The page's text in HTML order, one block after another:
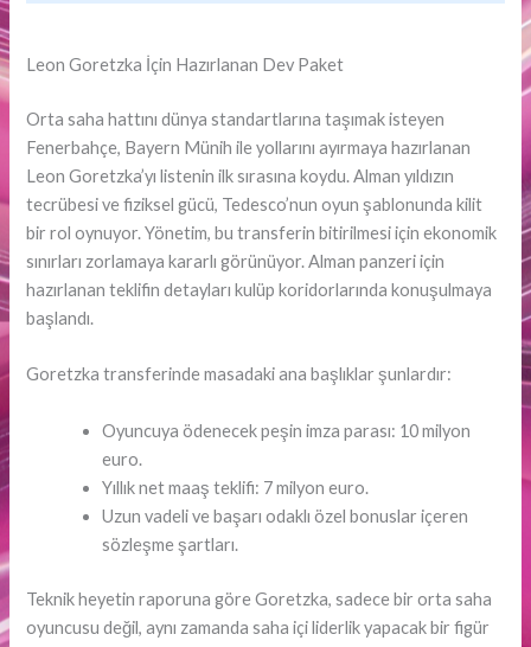
Leon Goretzka İçin Hazırlanan Dev Paket
Orta saha hattını dünya standartlarına taşımak isteyen
Fenerbahçe, Bayern Münih ile yollarını ayırmaya hazırlanan
Leon Goretzka’yı listenin ilk sırasına koydu. Alman yıldızın
tecrübesi ve fiziksel gücü, Tedesco’nun oyun şablonunda kilit
bir rol oynuyor. Yönetim, bu transferin bitirilmesi için ekonomik
sınırları zorlamaya kararlı görünüyor. Alman panzeri için
hazırlanan teklifin detayları kulüp koridorlarında konuşulmaya
başlandı.
Goretzka transferinde masadaki ana başlıklar şunlardır:
Oyuncuya ödenecek peşin imza parası: 10 milyon
euro.
Yıllık net maaş teklifi: 7 milyon euro.
Uzun vadeli ve başarı odaklı özel bonuslar içeren
sözleşme şartları.
Teknik heyetin raporuna göre Goretzka, sadece bir orta saha
oyuncusu değil, aynı zamanda saha içi liderlik yapacak bir figür